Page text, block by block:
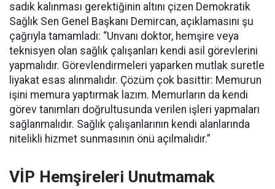
sadık kalınması gerektiğinin altını çizen Demokratik
Sağlık Sen Genel Başkanı Demircan, açıklamasını şu
çağrıyla tamamladı: “Unvanı doktor, hemşire veya
teknisyen olan sağlık çalışanları kendi asil görevlerini
yapmalıdır. Görevlendirmeleri yaparken mutlak suretle
liyakat esas alınmalıdır. Çözüm çok basittir: Memurun
işini memura yaptırmak lazım. Memurların da kendi
görev tanımları doğrultusunda verilen işleri yapmaları
sağlanmalıdır. Sağlık çalışanlarının kendi alanlarında
nitelikli hizmet sunmasının önü açılmalıdır.”
VİP Hemşireleri Unutmamak